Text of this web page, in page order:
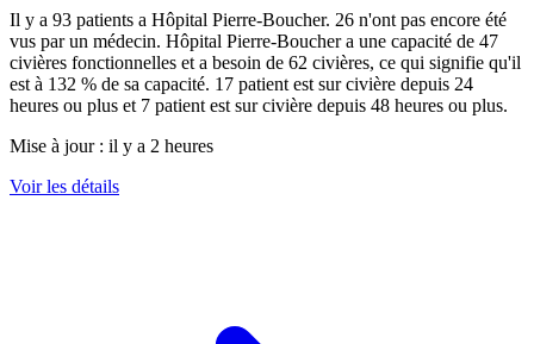
Il y a 93 patients a Hôpital Pierre-Boucher. 26 n'ont pas encore été
vus par un médecin. Hôpital Pierre-Bouchera une capacité de 47
civières fonctionnelles et a besoin de 62 civières, ce qui signifie qu'il
est à 132 % de sa capacité. 17 patient est sur civière depuis 24
heures ou plus et 7 patient est sur civière depuis 48 heures ou plus.
Mise à jour : il y a 2 heures
Voir les détails